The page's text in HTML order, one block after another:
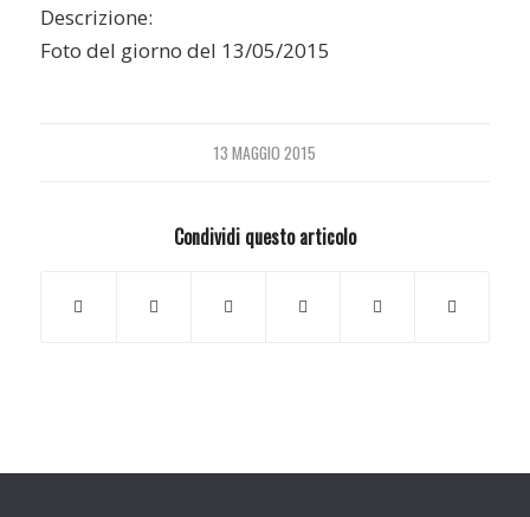
Descrizione:
Foto del giorno del 13/05/2015
13 MAGGIO 2015
Condividi questo articolo